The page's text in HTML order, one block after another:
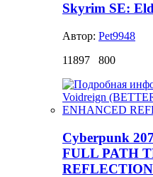
Skyrim SE:
Автор: Pet9948
11897
800
Cyberpunk
FULL PATH